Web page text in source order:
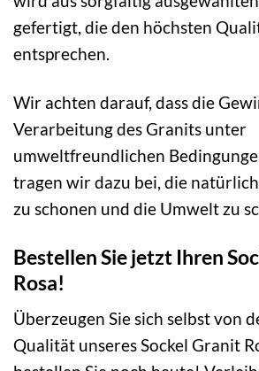
gefertigt, die den höchsten
entsprechen.
Wir achten darauf, dass die
Verarbeitung des Granits unter
umweltfreundlichen
tragen wir dazu bei, die
zu schonen und die Umwelt zu
Bestellen Sie jetzt Ihren
Rosa!
Überzeugen Sie sich selbst von
Qualität unseres Sockel Granit